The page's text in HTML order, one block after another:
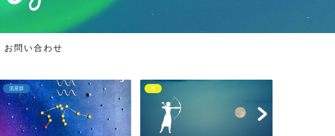
お問い合わせ
月 月